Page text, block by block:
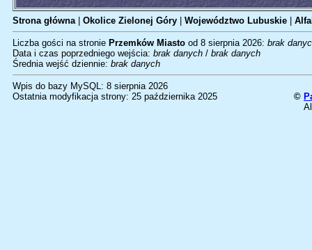
Strona główna| Okolice Zielonej Góry Województwo Lubuskie
Liczba gości na stronie Przemków Miasto od 8 sierpnia 2026: brak
Data i czas poprzedniego wejścia: brak danych / brak danych
Średnia wejść dziennie: brak danych
Wpis do bazy MySQL: 8 sierpnia 2026
Ostatnia modyfikacja strony: 25 października 2025
©